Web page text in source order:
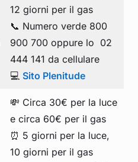
12 giorni per il gas
📞 Numero verde 800
900 700 oppure lo 02
444 141 da cellulare
💻 Sito Plenitude
💸 Circa 30€ per la luce
e circa 60€ per il gas
⏰ 5 giorni per la luce,
10 giorni per il gas